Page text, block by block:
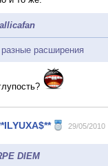
расширения
29/05/2010
DIEM